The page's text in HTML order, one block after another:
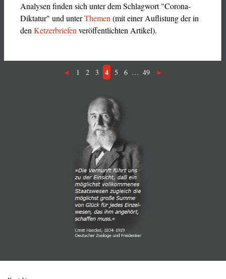
Analysen finden sich unter dem Schlagwort "Corona-
Diktatur" und unterThemen(mit einer Auflistung der in
denKetzerbriefenveröffentlichten Artikel).
1 2 3 4 5 6 … 49